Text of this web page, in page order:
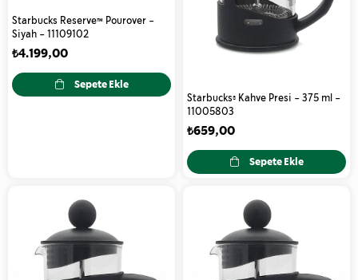
Starbucks Reserve™ Pourover -
Siyah - 11109102
₺4.199,00
Sepete Ekle
Starbucks® Kahve Presi - 375 ml -
11005803
₺659,00
Sepete Ekle